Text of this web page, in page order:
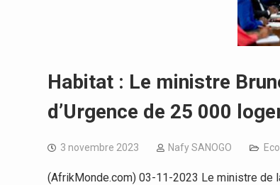
Habitat : Le ministre
d’Urgence de 25 000
3 novembre 2023 Nafy SANOGO
(AfrikMonde.com) 03-11-2023 Le ministre de